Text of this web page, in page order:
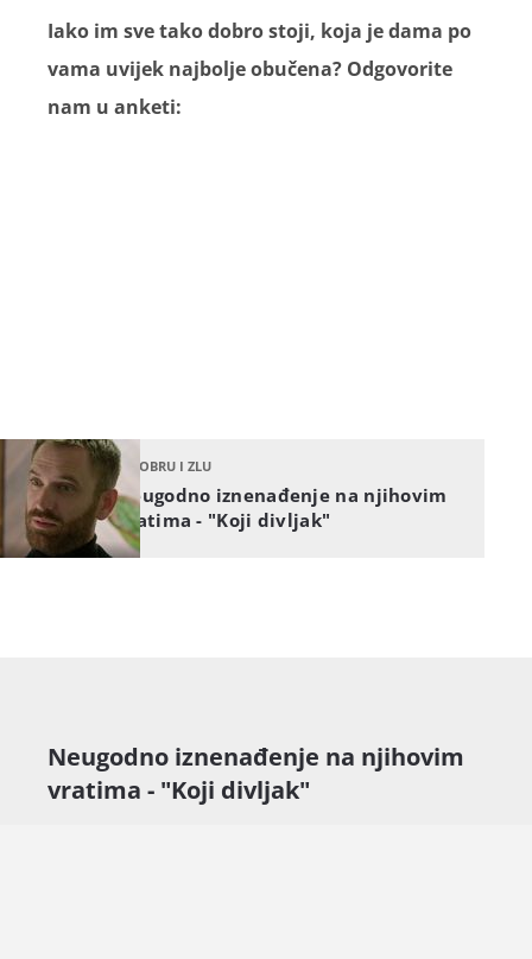
Iako im sve tako dobro stoji, koja je dama po
vama uvijek najbolje obučena? Odgovorite
nam u anketi:
U DOBRU I ZLU
Neugodno iznenađenje na njihovim
vratima - "Koji divljak"
Neugodno iznenađenje na njihovim
vratima - "Koji divljak"